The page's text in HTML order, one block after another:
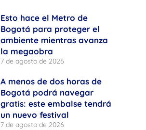
Esto hace el Metro de
Bogotá para proteger el
ambiente mientras avanza
la megaobra
7 de agosto de 2026
A menos de dos horas de
Bogotá podrá navegar
gratis: este embalse tendrá
un nuevo festival
7 de agosto de 2026